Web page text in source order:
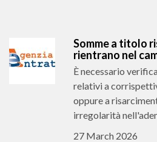
Somme a titolo
rientrano nel
È necessario
relativi a
oppure a
irregolarità
27 March 2026